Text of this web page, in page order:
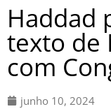
Haddad
texto de
com
junho 10, 2024